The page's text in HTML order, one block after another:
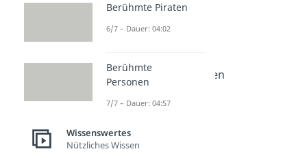
Weitere Inhalte:
Wissenswertes
Allgemeinwissen Fragen
Dauer: 04:14
Allgemeinwissen Quiz
Pub Quiz Fragen
Dauer: 03:35
Berühmte Piraten
6/7 – Dauer: 04:02
Berühmte
Personen
7/7 – Dauer: 04:57
Wissenswertes
Nützliches Wissen